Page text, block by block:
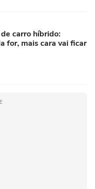
carro híbrido:
for, mais cara vai ficar